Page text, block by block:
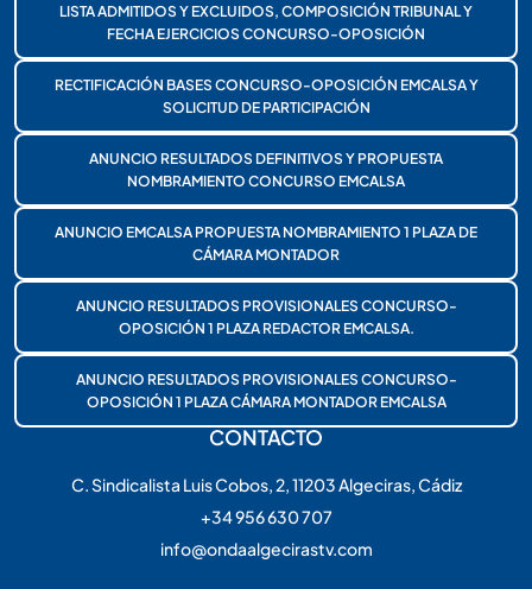
LISTA ADMITIDOS Y EXCLUIDOS, COMPOSICIÓN TRIBUNAL Y
FECHA EJERCICIOS CONCURSO-OPOSICIÓN
RECTIFICACIÓN BASES CONCURSO-OPOSICIÓN EMCALSA Y
SOLICITUD DE PARTICIPACIÓN
ANUNCIO RESULTADOS DEFINITIVOS Y PROPUESTA
NOMBRAMIENTO CONCURSO EMCALSA
ANUNCIO EMCALSA PROPUESTA NOMBRAMIENTO 1 PLAZA DE
CÁMARA MONTADOR
ANUNCIO RESULTADOS PROVISIONALES CONCURSO-
OPOSICIÓN 1 PLAZA REDACTOR EMCALSA.
ANUNCIO RESULTADOS PROVISIONALES CONCURSO-
OPOSICIÓN 1 PLAZA CÁMARA MONTADOR EMCALSA
CONTACTO
C. Sindicalista Luis Cobos, 2, 11203 Algeciras, Cádiz
+34 956 630 707
info@ondaalgecirastv.com